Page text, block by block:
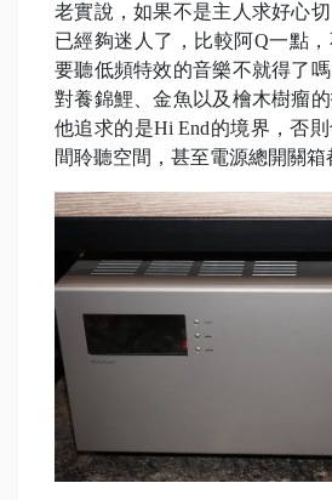
老實說，如果不是主人求好心
已經夠迷人了，比較阿Q一點
要聽低頻特效的音樂不就得了
對養錦鯉、金魚以及檜木樹瘤
他追求的是Hi End的境界，否
間聆聽空間，甚至電源總開關箱